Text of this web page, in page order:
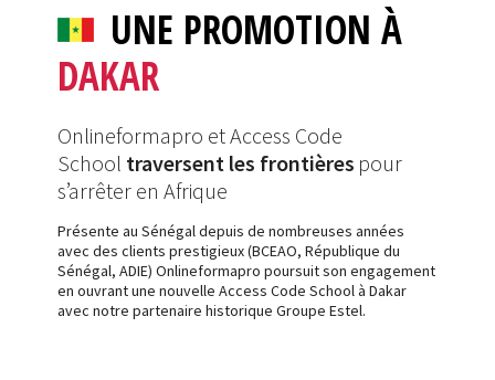
UNE PROMOTION À
DAKAR
Onlineformapro et Access Code
School traversent les frontières pour
s’arrêter en Afrique
Présente au Sénégal depuis de nombreuses années
avec des clients prestigieux (BCEAO, République du
Sénégal, ADIE) Onlineformapro poursuit son engagement
en ouvrant une nouvelle Access Code School à Dakar
avec notre partenaire historique Groupe Estel.